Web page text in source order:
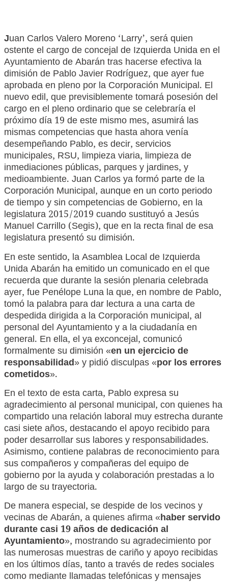
Juan Carlos Valero Moreno ‘Larry’, será quien
ostente el cargo de concejal de Izquierda Unida en el
Ayuntamiento de Abarán tras hacerse efectiva la
dimisión de Pablo Javier Rodríguez, que ayer fue
aprobada en pleno por la Corporación Municipal. El
nuevo edil, que previsiblemente tomará posesión del
cargo en el pleno ordinario que se celebraría el
próximo día 19 de este mismo mes, asumirá las
mismas competencias que hasta ahora venía
desempeñando Pablo, es decir, servicios
municipales, RSU, limpieza viaria, limpieza de
inmediaciones públicas, parques y jardines, y
medioambiente. Juan Carlos ya formó parte de la
Corporación Municipal, aunque en un corto periodo
de tiempo y sin competencias de Gobierno, en la
legislatura 2015/2019 cuando sustituyó a Jesús
Manuel Carrillo (Segis), que en la recta final de esa
legislatura presentó su dimisión.
En este sentido, la Asamblea Local de Izquierda
Unida Abarán ha emitido un comunicado en el que
recuerda que durante la sesión plenaria celebrada
ayer, fue Penélope Luna la que, en nombre de Pablo,
tomó la palabra para dar lectura a una carta de
despedida dirigida a la Corporación municipal, al
personal del Ayuntamiento y a la ciudadanía en
general. En ella, el ya exconcejal, comunicó
formalmente su dimisión «en un ejercicio de
responsabilidad» y pidió disculpas «por los errores
cometidos».
En el texto de esta carta, Pablo expresa su
agradecimiento al personal municipal, con quienes ha
compartido una relación laboral muy estrecha durante
casi siete años, destacando el apoyo recibido para
poder desarrollar sus labores y responsabilidades.
Asimismo, contiene palabras de reconocimiento para
sus compañeros y compañeras del equipo de
gobierno por la ayuda y colaboración prestadas a lo
largo de su trayectoria.
De manera especial, se despide de los vecinos y
vecinas de Abarán, a quienes afirma «haber servido
durante casi 19 años de dedicación al
Ayuntamiento», mostrando su agradecimiento por
las numerosas muestras de cariño y apoyo recibidas
en los últimos días, tanto a través de redes sociales
como mediante llamadas telefónicas y mensajes